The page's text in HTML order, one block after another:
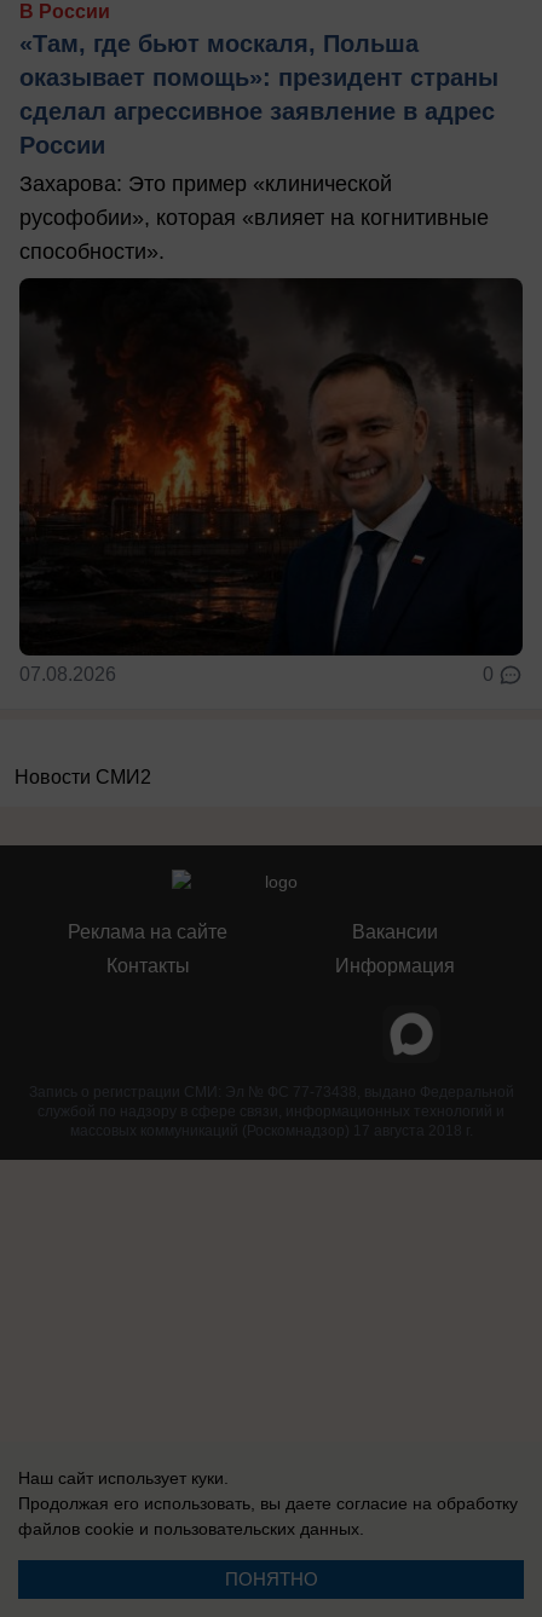
В России
«Там, где бьют москаля, Польша
оказывает помощь»: президент страны
сделал агрессивное заявление в адрес
России
Захарова: Это пример «клинической
русофобии», которая «влияет на когнитивные
способности».
07.08.2026 0
Новости СМИ2
Реклама на сайте
Контакты
Вакансии
Информация
Запись о регистрации СМИ: Эл № ФС 77-73438, выдано Федеральной
службой по надзору в сфере связи, информационных технологий и
массовых коммуникаций (Роскомнадзор) 17 августа 2018 г.
Наш сайт использует куки.
Продолжая его использовать, вы даете согласие на обработку
файлов cookie и пользовательских данных.
ПОНЯТНО